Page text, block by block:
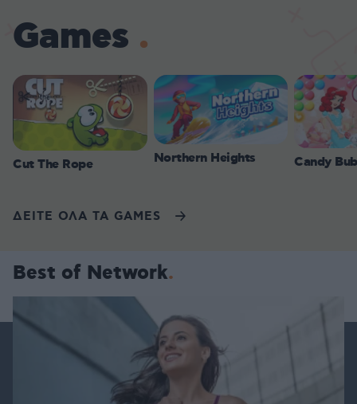
Games
Cut The Rope Northern Heights Candy
ΔΕΙΤΕ ΟΛΑ ΤΑ GAMES
Best of Network